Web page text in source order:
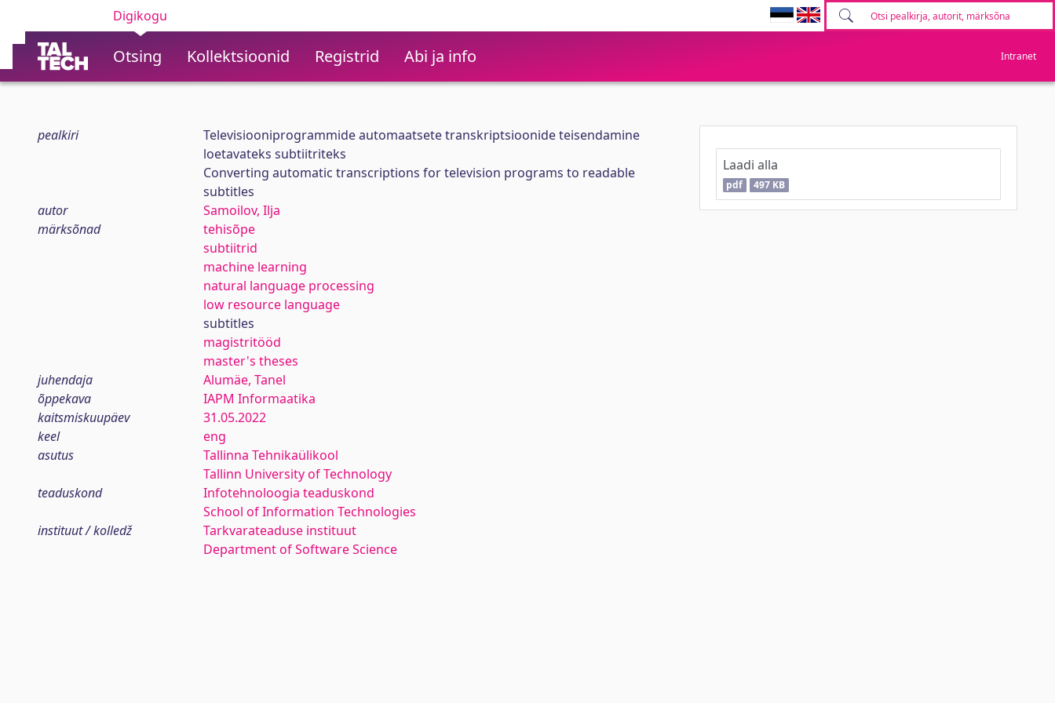
Digikogu
Otsing Kollektsioonid Registrid Abi ja info Intranet
pealkiri
Televisiooniprogrammide automaatsete transkriptsioonide teisendamine
loetavateks subtiitriteks
Converting automatic transcriptions for television programs to readable
subtitles
autor
Samoilov, Ilja
märksõnad
tehisõpe
subtiitrid
machine learning
natural language processing
low resource language
subtitles
magistritööd
master's theses
juhendaja
Alumäe, Tanel
õppekava
IAPM Informaatika
kaitsmiskuupäev
31.05.2022
keel
eng
asutus
Tallinna Tehnikaülikool
Tallinn University of Technology
teaduskond
Infotehnoloogia teaduskond
School of Information Technologies
instituut / kolledž
Tarkvarateaduse instituut
Department of Software Science
Laadi alla
pdf 497 KB